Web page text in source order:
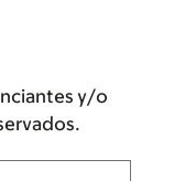
y/o